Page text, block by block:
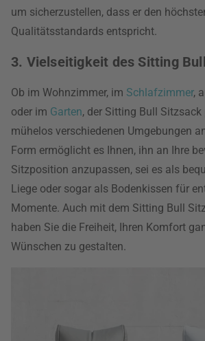
um sicherzustellen, dass er den
Qualitätsstandards entspricht.
3. Vielseitigkeit des Sitting
Ob im Wohnzimmer, im Schlafzimmer,
oder im Garten, der Sitting Bull
mühelos verschiedenen Umgebungen
Form ermöglicht es Ihnen, ihn an Ihre
Sitzposition anzupassen, sei es als
Liege oder sogar als Bodenkissen für
Momente. Auch mit dem Sitting Bull
haben Sie die Freiheit, Ihren Komfort
Wünschen zu gestalten.